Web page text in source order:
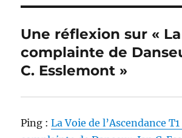
Une réflexion sur « La
complainte de
C. Esslemont »
Ping :La Voie de l’Ascendance